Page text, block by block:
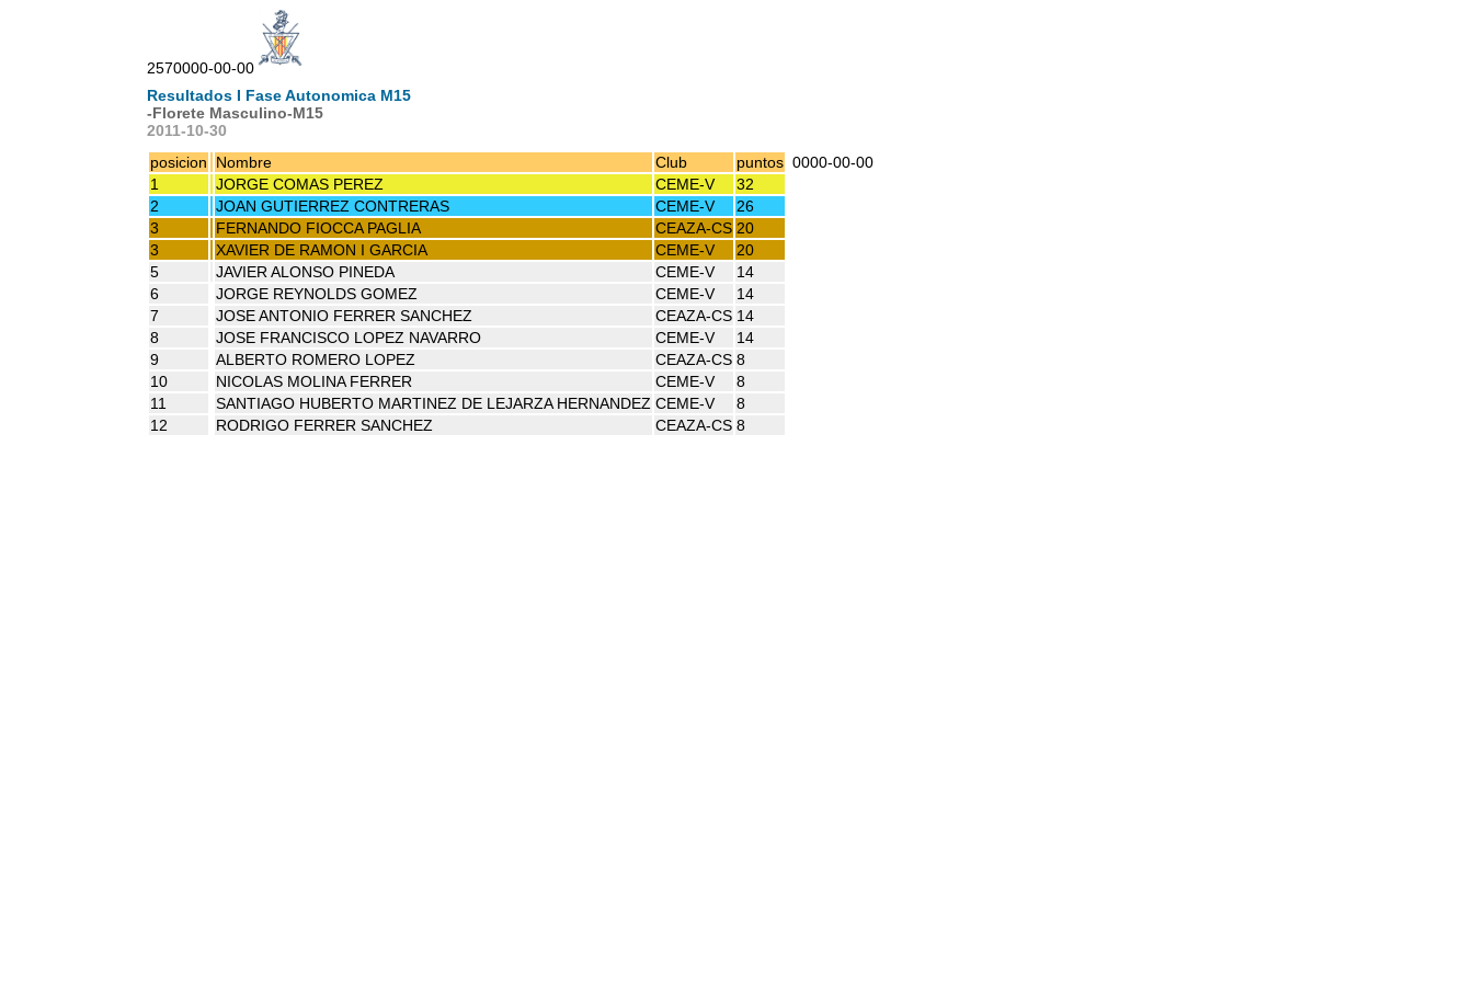
2570000-00-00
Resultados I Fase Autonomica M15
-Florete Masculino-M15
2011-10-30
posicion
Nombre Club puntos 0000-00-00
1
JORGE COMAS PEREZ CEME-V
32
2
JOAN GUTIERREZ CONTRERAS CEME-V
26
3
FERNANDO FIOCCA PAGLIA CEAZA-CS 20
3
XAVIER DE RAMON I GARCIA CEME-V
20
5
JAVIER ALONSO PINEDA CEME-V
14
6
JORGE REYNOLDS GOMEZ CEME-V
14
7
JOSE ANTONIO FERRER SANCHEZ CEAZA-CS 14
8
JOSE FRANCISCO LOPEZ NAVARRO CEME-V
14
9
ALBERTO ROMERO LOPEZ CEAZA-CS 8
10
NICOLAS MOLINA FERRER CEME-V
8
11
SANTIAGO HUBERTO MARTINEZ DE LEJARZA HERNANDEZ CEME-V
8
12
RODRIGO FERRER SANCHEZ CEAZA-CS 8